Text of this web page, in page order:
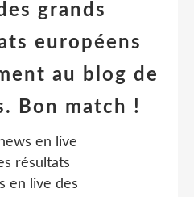
grands
européens
au blog de
Bon match !